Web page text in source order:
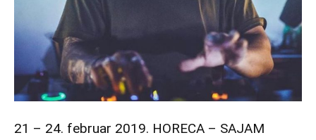
21 – 24. februar 2019. HORECA – SAJAM